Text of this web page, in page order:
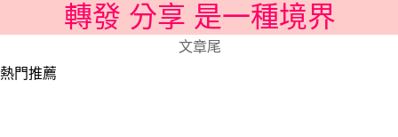
轉發 分享 是一種境界
文章尾
熱門推薦